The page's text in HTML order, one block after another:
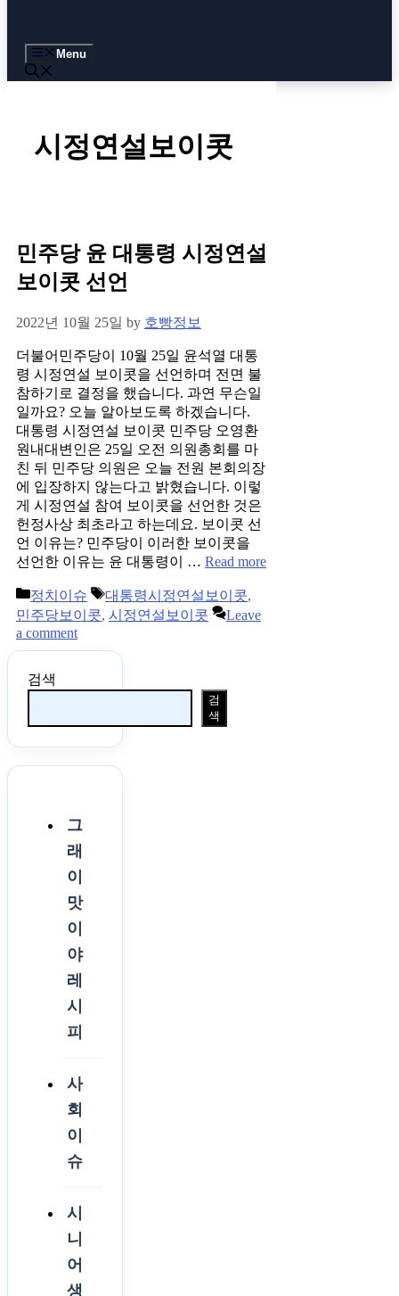
Menu
시정연설보이콧
민주당 윤 대통령 시정연설
보이콧 선언
2022년 10월 25일 by 호빵정보
더불어민주당이 10월 25일 윤석열 대통
령 시정연설 보이콧을 선언하며 전면 불
참하기로 결정을 했습니다. 과연 무슨일
일까요? 오늘 알아보도록 하겠습니다.
대통령 시정연설 보이콧 민주당 오영환
원내대변인은 25일 오전 의원총회를 마
친 뒤 민주당 의원은 오늘 전원 본회의장
에 입장하지 않는다고 밝혔습니다. 이렇
게 시정연설 참여 보이콧을 선언한 것은
헌정사상 최초라고 하는데요. 보이콧 선
언 이유는? 민주당이 이러한 보이콧을
선언한 이유는 윤 대통령이 … Read more
Categories
정치이슈 Tags
대통령시정연설보이콧,
민주당보이콧, 시정연설보이콧
Leave
a comment
검색
검
색
그
래
이
맛
이
야
레
시
피
사
회
이
슈
시
니
어
생